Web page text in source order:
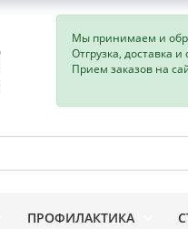
Мы принимаем и
Отгрузка, доставка
Прием заказов на
ПРОФИЛАКТИКА